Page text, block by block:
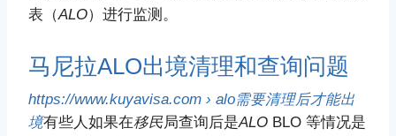
表（ALO）进行监测。
马尼拉ALO出境清理和查询问题
https://www.kuyavisa.com › alo需要清理后才能出
境有些人如果在移民局查询后是ALO BLO 等情况是